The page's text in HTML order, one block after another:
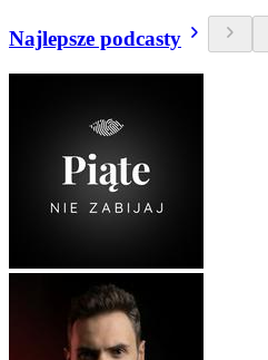
Najlepsze podcasty